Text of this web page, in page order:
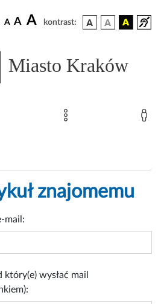
A A A kontrast:
Miasto Kraków
znajomemu
mail:
który(e) wysłać mail